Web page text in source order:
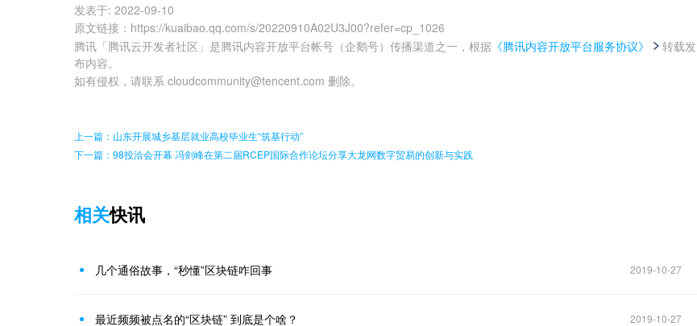
发表于: 2022-09-10
原文链接 ： https://kuaibao.qq.com/s/20220910A02U3J00?refer=cp_1026
腾讯「腾讯云开发者社区」是腾讯内容开放平台帐号（企鹅号）传播渠道之一，根据 《腾讯内容开放平台服务协议》
转载发
布内容。
如有侵权，请联系 cloudcommunity@tencent.com 删除。
上一篇：山东开展城乡基层就业高校毕业生“筑基行动”
下一篇：98投洽会开幕 冯剑峰在第二届RCEP国际合作论坛分享大龙网数字贸易的创新与实践
相关快讯
几个通俗故事，“秒懂”区块链咋回事 2019-10-27
最近频频被点名的“区块链” 到底是个啥？ 2019-10-27